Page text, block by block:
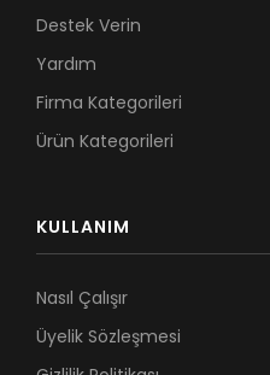
Destek Verin
Yardım
Firma Kategorileri
Ürün Kategorileri
KULLANIM
Nasıl Çalışır
Üyelik Sözleşmesi